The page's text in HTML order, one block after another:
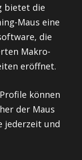
bietet die
Maus eine
die
Makro-
eröffnet.
können
der Maus
jederzeit und